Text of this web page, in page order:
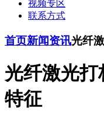
视频专区
联系方式
首页新闻资讯光纤
光纤激光
特征